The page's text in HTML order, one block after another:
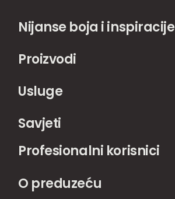
Nijanse boja i inspiracije
Proizvodi
Usluge
Savjeti
Profesionalni korisnici
O preduzeću